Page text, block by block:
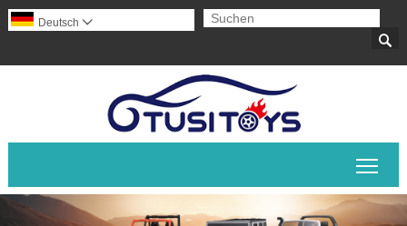

Deutsch 